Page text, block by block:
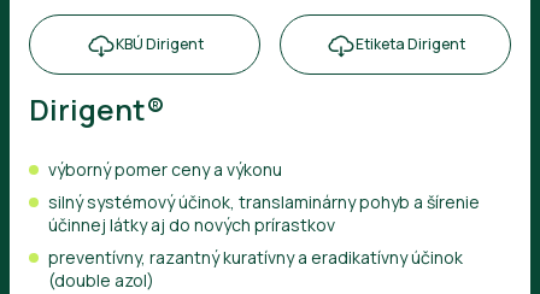
KBÚ Dirigent Etiketa Dirigent
Dirigent®
výborný pomer ceny a výkonu
silný systémový účinok, translaminárny pohyb a šírenie
účinnej látky aj do nových prírastkov
preventívny, razantný kuratívny a eradikatívny účinok
(double azol)